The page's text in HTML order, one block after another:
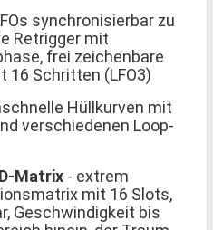
synchronisierbar zu
Retrigger mit
frei zeichenbare
16 Schritten (LFO3)
Hüllkurven mit
verschiedenen Loop-
Matrix - extrem
mit 16 Slots,
Geschwindigkeit bis